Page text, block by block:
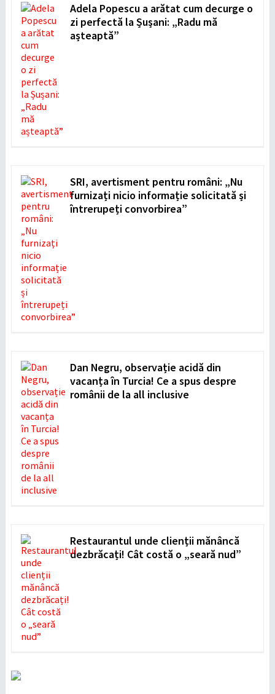
Adela Popescu a arătat cum decurge o
zi perfectă la Șușani: „Radu mă
așteaptă”
SRI, avertisment pentru români: „Nu
furnizați nicio informație solicitată și
întrerupeți convorbirea”
Dan Negru, observație acidă din
vacanța în Turcia! Ce a spus despre
românii de la all inclusive
Restaurantul unde clienții mănâncă
dezbrăcați! Cât costă o „seară nud”